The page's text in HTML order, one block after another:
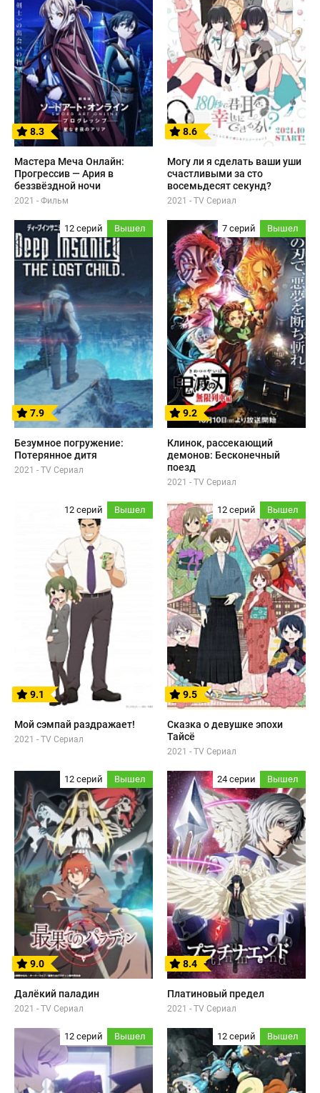
8.3
Мастера Меча Онлайн:
Прогрессив — Ария в
беззвёздной ночи
2021 - Фильм
8.6
Могу ли я сделать ваши уши
счастливыми за сто
восемьдесят секунд?
2021 - TV Сериал
12 серий Вышел
7.9
Безумное погружение:
Потерянное дитя
2021 - TV Сериал
7 серий Вышел
9.2
Клинок, рассекающий
демонов: Бесконечный
поезд
2021 - TV Сериал
12 серий Вышел
9.1
Мой сэмпай раздражает!
2021 - TV Сериал
12 серий Вышел
9.5
Сказка о девушке эпохи
Тайсё
2021 - TV Сериал
12 серий Вышел
9.0
Далёкий паладин
2021 - TV Сериал
24 серии Вышел
8.4
Платиновый предел
2021 - TV Сериал
12 серий Вышел 12 серий Вышел